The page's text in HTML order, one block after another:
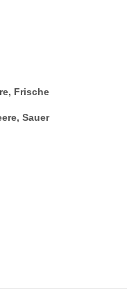
Frische
Sauer